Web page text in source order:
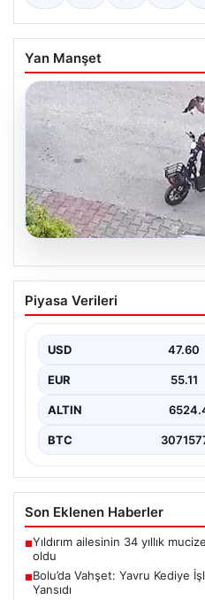
Yan Manşet
Bolu’da Vahşet:
İğrenç Olay
günlerde meydana gelen
sakinleri derinden sarstı.
Piyasa Verileri
USD 47.60
EUR 55.11
ALTIN
BTC
Son Eklenen Haberler
■Yıldırım ailesinin 34 yıllık
oldu
■Bolu’da Vahşet: Yavru Kediye
Yansıdı